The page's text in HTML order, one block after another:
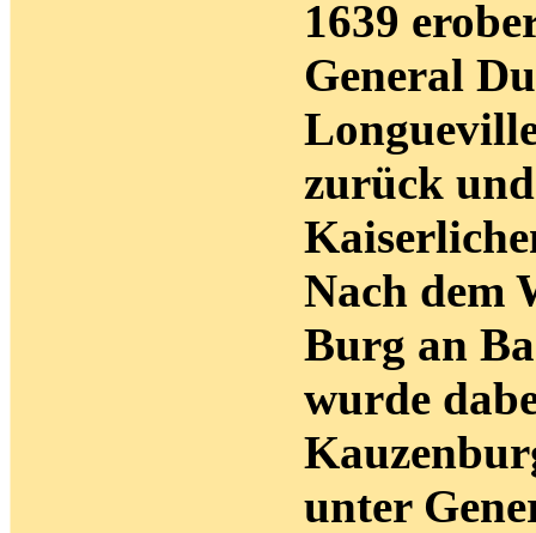
1639
General
zurück
Nach dem
Burg an
wurde
unter